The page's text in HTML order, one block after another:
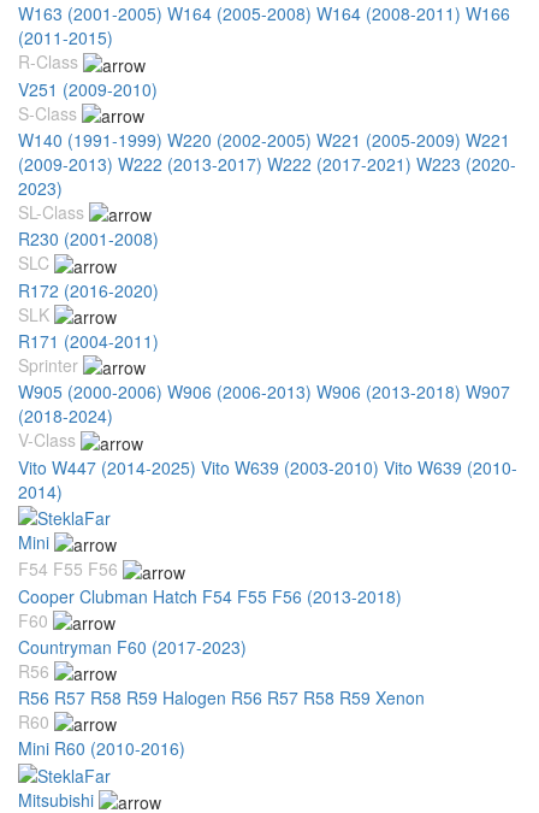
W163 (2001-2005) W164 (2005-2008) W164 (2008-2011) W166
(2011-2015)
R-Class
V251 (2009-2010)
S-Class
W140 (1991-1999) W220 (2002-2005) W221 (2005-2009) W221
(2009-2013) W222 (2013-2017) W222 (2017-2021) W223 (2020-
2023)
SL-Class
R230 (2001-2008)
SLC
R172 (2016-2020)
SLK
R171 (2004-2011)
Sprinter
W905 (2000-2006) W906 (2006-2013) W906 (2013-2018) W907
(2018-2024)
V-Class
Vito W447 (2014-2025) Vito W639 (2003-2010) Vito W639 (2010-
2014)
Mini
F54 F55 F56
Cooper Clubman Hatch F54 F55 F56 (2013-2018)
F60
Countryman F60 (2017-2023)
R56
R56 R57 R58 R59 Halogen R56 R57 R58 R59 Xenon
R60
Mini R60 (2010-2016)
Mitsubishi